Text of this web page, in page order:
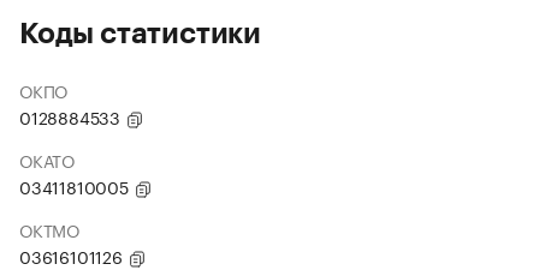
Коды статистики
ОКПО
0128884533
ОКАТО
03411810005
ОКТМО
03616101126